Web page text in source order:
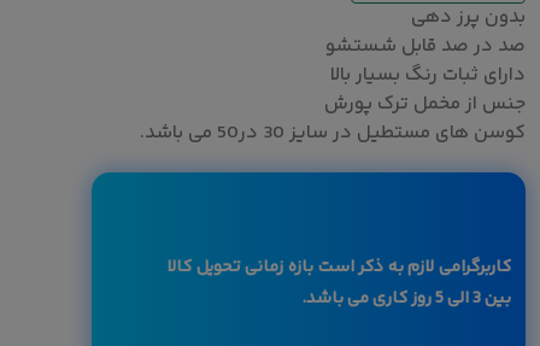
بدون پرز دهی
صد در صد قابل شستشو
دارای ثبات رنگ بسیار بالا
جنس از مخمل ترک پورش
کوسن های مستطیل در سایز 30 در50 می باشد.
کاربرگرامی لازم به ذکر است بازه زمانی تحویل کالا
بین 3 الی 5 روز کاری می باشد.